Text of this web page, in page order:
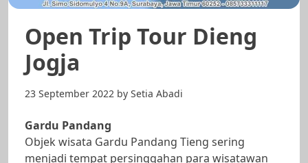
Open Trip Tour Dieng
Jogja
23 September 2022 by Setia Abadi
Gardu Pandang
Objek wisata Gardu Pandang Tieng sering
menjadi tempat persinggahan para wisatawan